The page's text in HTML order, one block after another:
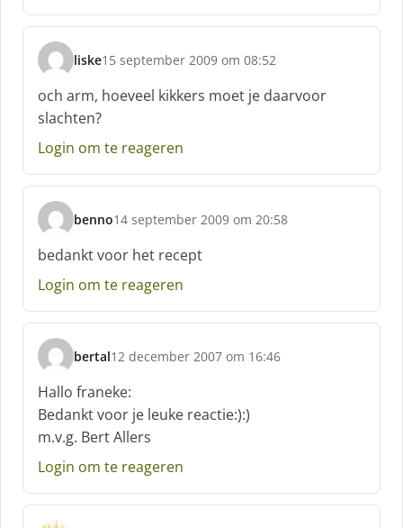
:
liske
s
h
r
e
f
15 september 2009 om 08:52
och arm, hoeveel kikkers moet je daarvoor
slachten?
Login om te reageren
benno
s
c
h
r
e
f
:
14 september 2009 om 20:58
bedankt voor het recept
Login om te reageren
bertal
s
c
h
r
e
e
:
12 december 2007 om 16:46
Hallo franeke:
Bedankt voor je leuke reactie:):)
m.v.g. Bert Allers
Login om te reageren